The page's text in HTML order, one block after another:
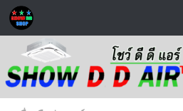
Skip to content